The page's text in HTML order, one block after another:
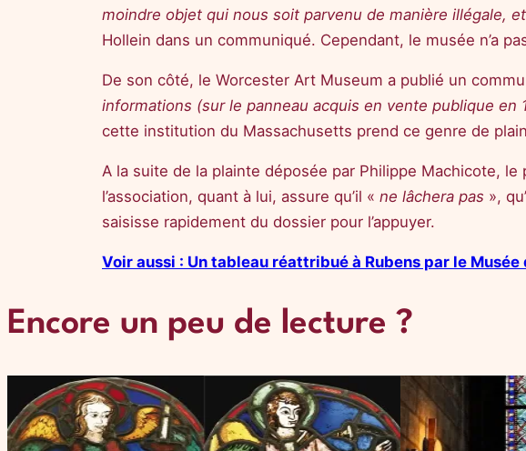
moindre objet qui nous soit parvenu de manière illégale,
Hollein dans un communiqué. Cependant, le musée n’a
De son côté, le Worcester Art Museum a publié un
informations (sur le panneau acquis en vente publique en
cette institution du Massachusetts prend ce genre de
A la suite de la plainte déposée par Philippe Machicote,
l’association, quant à lui, assure qu’il « ne lâchera pas »,
saisisse rapidement du dossier pour l’appuyer.
Voir aussi : Un tableau réattribué à Rubens par le Musée
Encore un peu de lecture ?